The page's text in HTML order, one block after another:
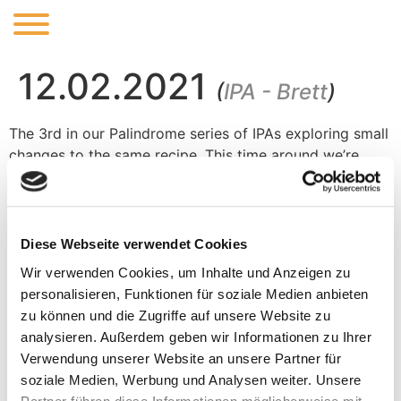
Diese Webseite verwendet Cookies
Wir verwenden Cookies, um Inhalte und Anzeigen zu
personalisieren, Funktionen für soziale Medien anbieten
zu können und die Zugriffe auf unsere Website zu
analysieren. Außerdem geben wir Informationen zu Ihrer
Verwendung unserer Website an unsere Partner für
soziale Medien, Werbung und Analysen weiter. Unsere
12.02.2021 (IPA - Brett)
The 3rd in our Palindrome series of IPAs exploring small
changes to the same recipe. This time around we’re
fermenting with Brux Trois yeast which produces
amazing flavours of pineapple, overripe fruit and
bring lots of tropical fruit and citrus for a unique funky
ABV: 6% IBU: